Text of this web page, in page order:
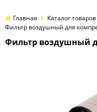
Главная Каталог товаров
Фильтр воздушный для
Фильтр воздушный